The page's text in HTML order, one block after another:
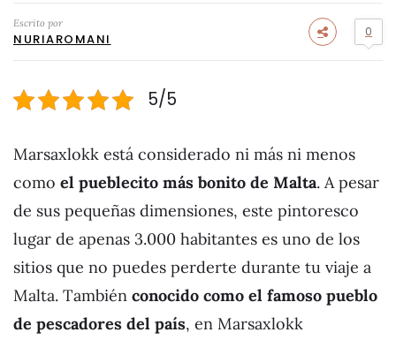
Escrito por
NURIAROMANI 0
5/5
Marsaxlokk está considerado ni más ni menos
como el pueblecito más bonito de Malta. A pesar
de sus pequeñas dimensiones, este pintoresco
lugar de apenas 3.000 habitantes es uno de los
sitios que no puedes perderte durante tu viaje a
Malta. También conocido como el famoso pueblo
de pescadores del país, en Marsaxlokk